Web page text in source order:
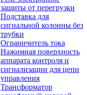
защиты от перегрузки
Подставка для
сигнальной колонны без
трубки
Ограничитель тока
Нажимная поверхность
аппарата контроля и
сигнализации для цепи
управления
Трансформатор